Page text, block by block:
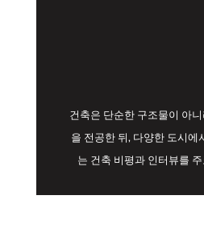
건축은 단순한 구조물이 아
을 전공한 뒤, 다양한 도시에
는 건축 비평과 인터뷰를